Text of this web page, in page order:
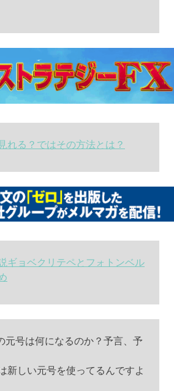
れる？ではその方法とは？
ギョベクリテペとフォトンベル
元号は何になるのか？予言、予
新しい元号を使ってるんですよ